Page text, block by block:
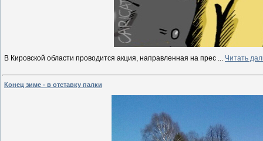
В Кировской области проводится акция, направленная на прес ... Читать
Конец зиме - в отставку палки